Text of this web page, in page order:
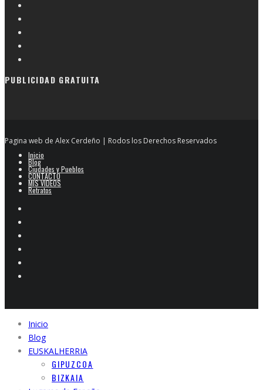
PUBLICIDAD GRATUITA
Pagina web de Alex Cerdeño | Rodos los Derechos Reservados
Inicio
Blog
Ciudades y Pueblos
CONTACTO
MIS VIDEOS
Retratos
Inicio
Blog
EUSKALHERRIA
GIPUZCOA
BIZKAIA